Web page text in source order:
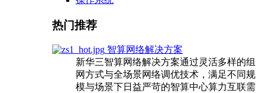
热门推荐
智算网络解决方案
新华三智算网络解决方案通过灵活多样的组
网方式与全场景网络调优技术，满足不同规
模与场景下日益严苛的智算中心算力互联需